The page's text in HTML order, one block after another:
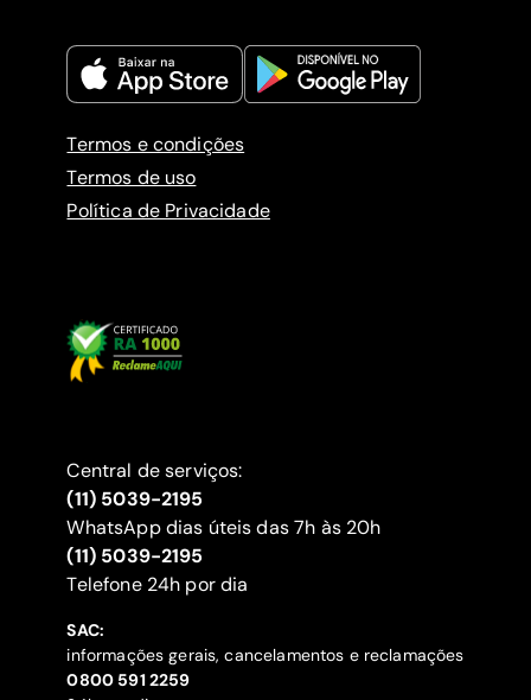
Termos e condições
Termos de uso
Política de Privacidade
Central de serviços:
(11) 5039-2195
WhatsApp dias úteis das 7h às 20h
(11) 5039-2195
‍Telefone 24h por dia
SAC:
informações gerais, cancelamentos e reclamações
‍0800 591 2259